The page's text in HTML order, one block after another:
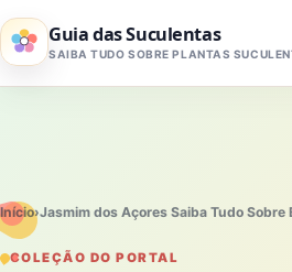
Pular para o conteúdo
Guia das Suculentas
SAIBA TUDO SOBRE PLANTAS
Início›Jasmim dos Açores Saiba Tudo
COLEÇÃO DO PORTAL